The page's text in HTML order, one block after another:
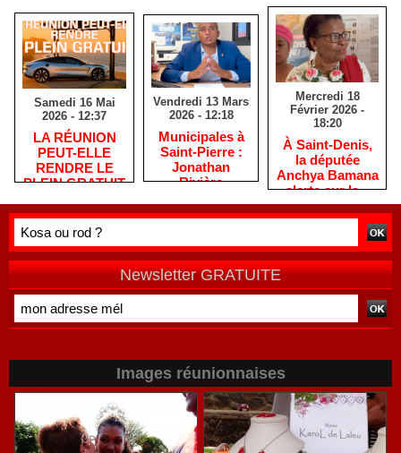
Samedi 16 Mai
2026 - 12:37
​LA RÉUNION
PEUT-ELLE
RENDRE LE
PLEIN GRATUIT
Vendredi 13 Mars
2026 - 12:18
​Municipales à
Saint-Pierre :
Jonathan
Rivière
habitants après
de terrain
Mercredi 18
Février 2026 -
18:20
​À Saint-Denis,
la députée
Anchya Bamana
alerte sur la «
double peine »
vécue par
Newsletter GRATUITE
Images réunionnaises